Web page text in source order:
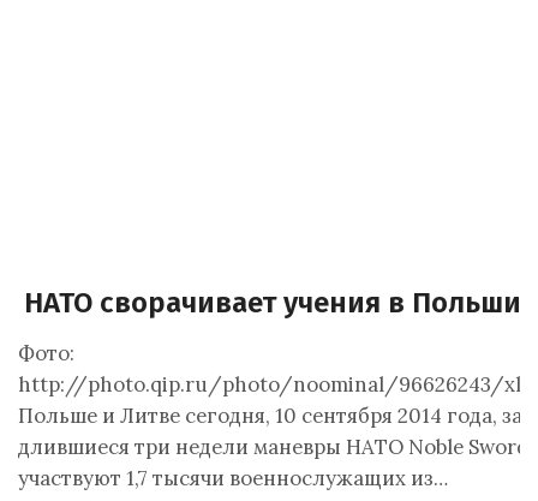
НАТО сворачивает учения в Польши
Фото:
http://photo.qip.ru/photo/noominal/96626243/
Польше и Литве сегодня, 10 сентября 2014 года,
длившиеся три недели маневры НАТО Noble Sword,
участвуют 1,7 тысячи военнослужащих из…